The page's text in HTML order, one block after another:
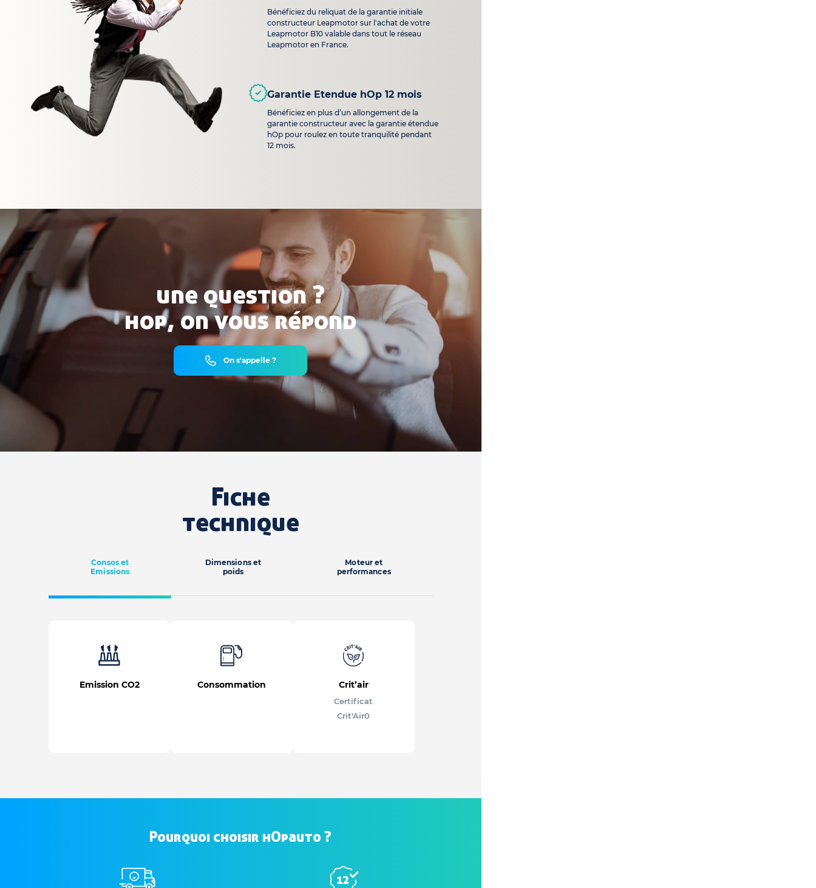
Bénéficiez du reliquat de la garantie initiale
constructeur Leapmotor sur l'achat de votre
Leapmotor B10 valable dans tout le réseau
Leapmotor en France.
Garantie Etendue hOp 12 mois
Bénéficiez en plus d’un allongement de la
garantie constructeur avec la garantie étendue
hOp pour roulez en toute tranquilité pendant
12 mois.
une question ?
hop, on vous répond
On s'appelle ?
Fiche
technique
Consos et
Emissions
Dimensions et
poids
Moteur et
performances
Emission CO2 Consommation Crit’air
Certificat
Crit'Air0
Pourquoi choisir hOpauto ?